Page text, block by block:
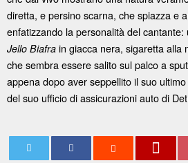
diretta, e persino scarna, che spiazza e
enfatizzando la personalità del cantante:
Jello Biafra in giacca nera, sigaretta alla
che sembra essere salito sul palco a
appena dopo aver seppellito il suo
del suo ufficio di assicurazioni auto di